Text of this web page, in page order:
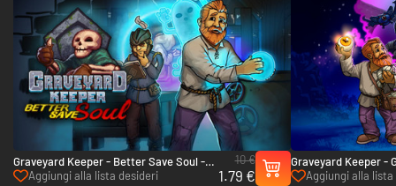
Graveyard Keeper - Better Save Soul -
PC & Mac (Steam)
Aggiungi alla lista desideri
10 €
1.79 €
Graveyard Keeper -
& Mac (Steam)
Aggiungi alla lista